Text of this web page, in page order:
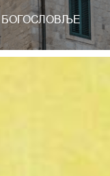
БОГОСЛОВЉЕ